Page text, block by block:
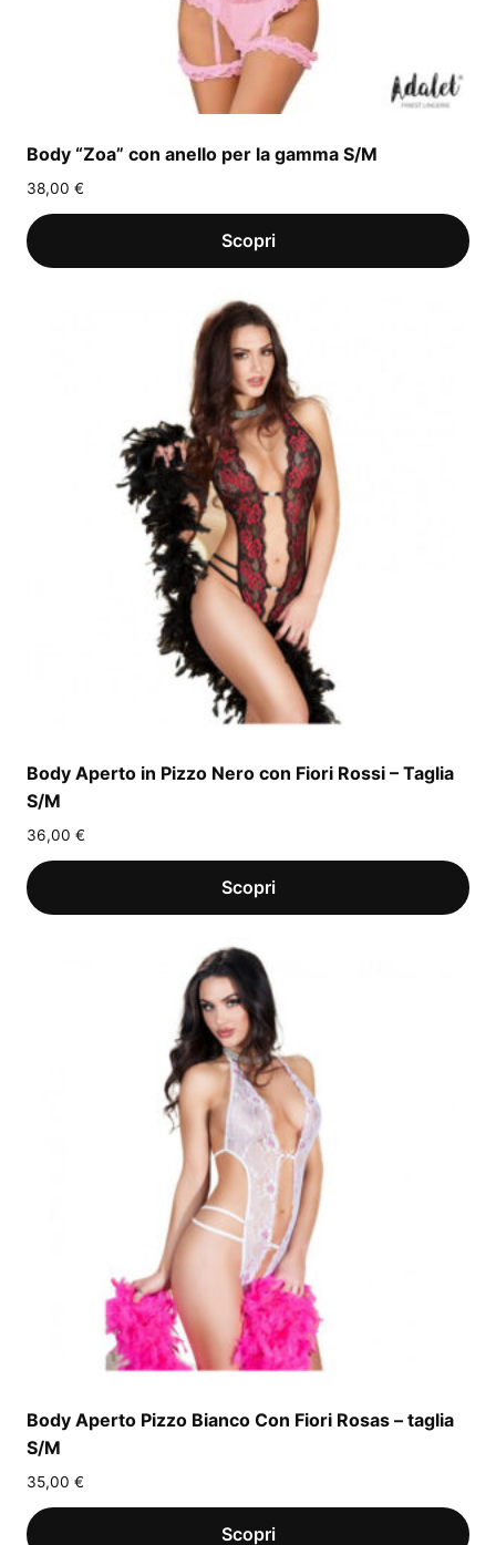
Body “Zoa” con anello per la gamma S/M
38,00 €
Body Aperto in Pizzo Nero con Fiori Rossi – Taglia
S/M
36,00 €
Body Aperto Pizzo Bianco Con Fiori Rosas – taglia
S/M
35,00 €